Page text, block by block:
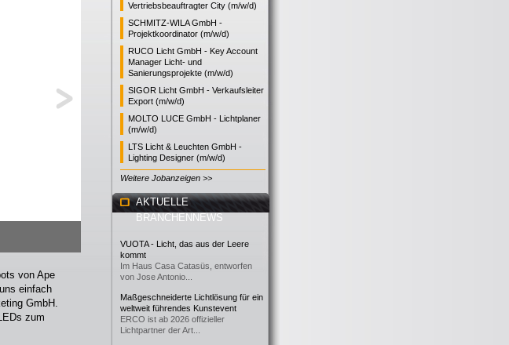
von Ape
einfach
GmbH.
zum
Vertriebsbeauftragter City (m/w/d)
SCHMITZ-WILA GmbH -
Projektkoordinator (m/w/d)
RUCO Licht GmbH - Key Account
Manager Licht- und
Sanierungsprojekte (m/w/d)
SIGOR Licht GmbH - Verkaufsleiter
Export (m/w/d)
MOLTO LUCE GmbH - Lichtplaner
(m/w/d)
LTS Licht & Leuchten GmbH -
Lighting Designer (m/w/d)
Weitere Jobanzeigen >>
AKTUELLE
BRANCHENNEWS
VUOTA - Licht, das aus der Leere
kommt
Im Haus Casa Catasüs, entworfen
von Jose Antonio...
Maßgeschneiderte Lichtlösung für ein
weltweit führendes Kunstevent
ERCO ist ab 2026 offizieller
Lichtpartner der Art...